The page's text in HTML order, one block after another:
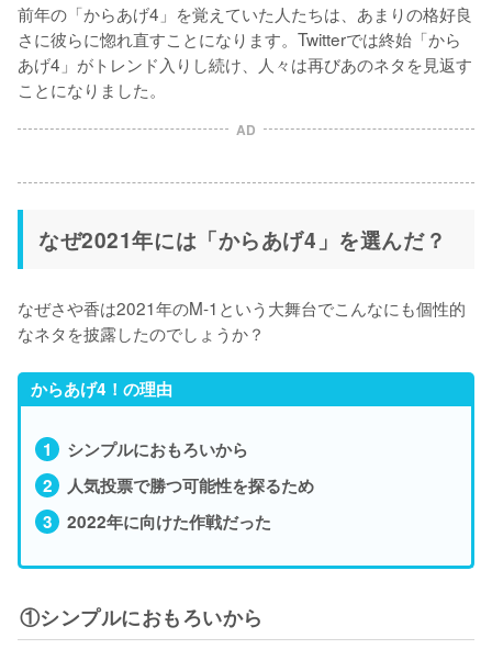
前年の「からあげ4」を覚えていた人たちは、あまりの格好良
さに彼らに惚れ直すことになります。Twitterでは終始「から
あげ4」がトレンド入りし続け、人々は再びあのネタを見返す
ことになりました。
AD
なぜ2021年には「からあげ4」を選んだ？
なぜさや香は2021年のM-1という大舞台でこんなにも個性的
なネタを披露したのでしょうか？
からあげ4！の理由
シンプルにおもろいから
人気投票で勝つ可能性を探るため
2022年に向けた作戦だった
①シンプルにおもろいから